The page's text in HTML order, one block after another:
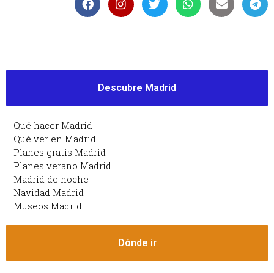
Descubre Madrid
Qué hacer Madrid
Qué ver en Madrid
Planes gratis Madrid
Planes verano Madrid
Madrid de noche
Navidad Madrid
Museos Madrid
Dónde ir